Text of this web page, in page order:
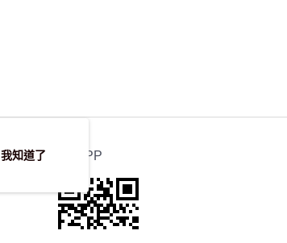
官方APP
我知道了